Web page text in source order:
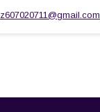
z607020711@gmail.com